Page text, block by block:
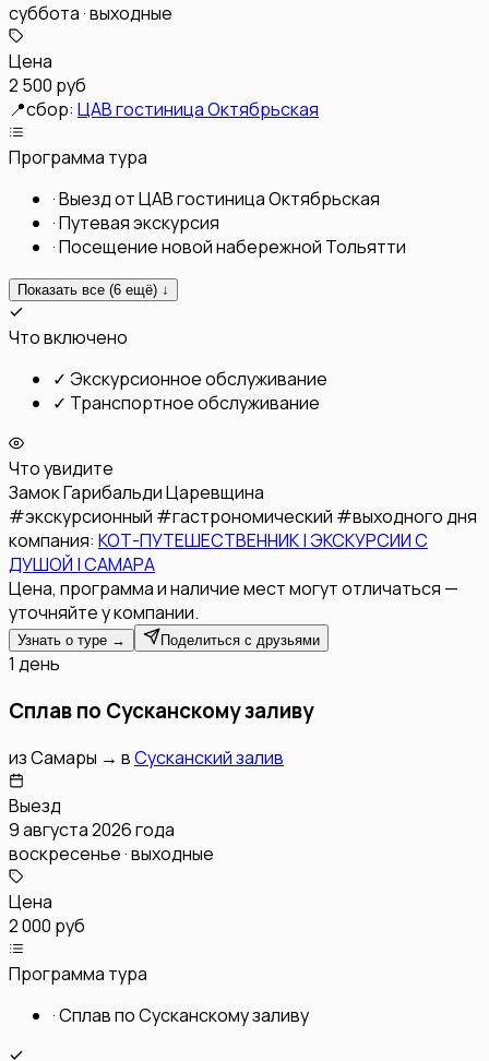
суббота · выходные
Цена
2 500 руб
📍сбор: ЦАВ гостиница Октябрьская
Программа тура
·Выезд от ЦАВ гостиница Октябрьская
·Путевая экскурсия
·Посещение новой набережной Тольятти
Показать все (6 ещё) ↓
Что включено
✓ Экскурсионное обслуживание
✓ Транспортное обслуживание
Что увидите
Замок ГарибальдиЦаревщина
#экскурсионный #гастрономический #выходного дня
компания: КОТ-ПУТЕШЕСТВЕННИК | ЭКСКУРСИИ С
ДУШОЙ | САМАРА
Цена, программа и наличие мест могут отличаться —
уточняйте у компании.
Узнать о туре → Поделиться с друзьями
1 день
Сплав по Сусканскому заливу
изСамары → вСусканский залив
Выезд
9 августа 2026 года
воскресенье · выходные
Цена
2 000 руб
Программа тура
·Сплав по Сусканскому заливу